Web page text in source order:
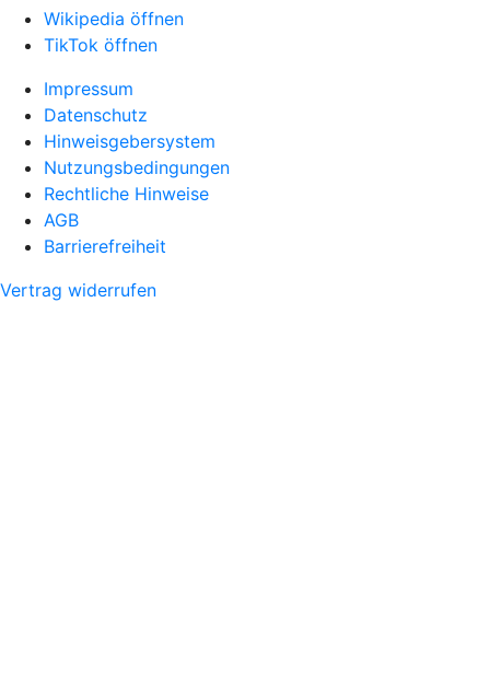
Wikipedia öffnen
TikTok öffnen
Impressum
Datenschutz
Hinweisgebersystem
Nutzungsbedingungen
Rechtliche Hinweise
AGB
Barrierefreiheit
Vertrag widerrufen